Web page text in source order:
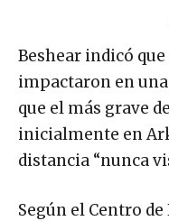
Beshear indicó
impactaron en una
que el más grave
inicialmente en
distancia “nunca
Según el Centro